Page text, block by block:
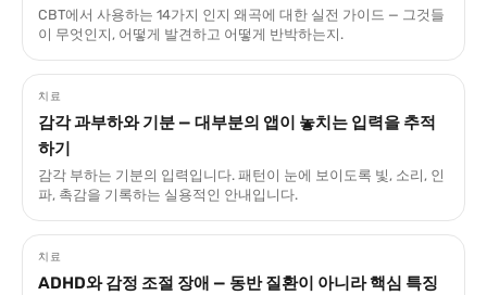
CBT에서 사용하는 14가지 인지 왜곡에 대한 실전 가이드 — 그것들
이 무엇인지, 어떻게 발견하고 어떻게 반박하는지.
치료
감각 과부하와 기분 — 대부분의 앱이 놓치는 입력을 추적
하기
감각 부하는 기분의 입력입니다. 패턴이 눈에 보이도록 빛, 소리, 인
파, 촉감을 기록하는 실용적인 안내입니다.
치료
ADHD와 감정 조절 장애 — 동반 질환이 아니라 핵심 특징